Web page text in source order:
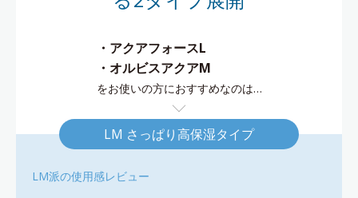
・アクアフォースL
・オルビスアクアM
をお使いの方におすすめなのは…
LM さっぱり高保湿タイプ
LM派の使用感レビュー